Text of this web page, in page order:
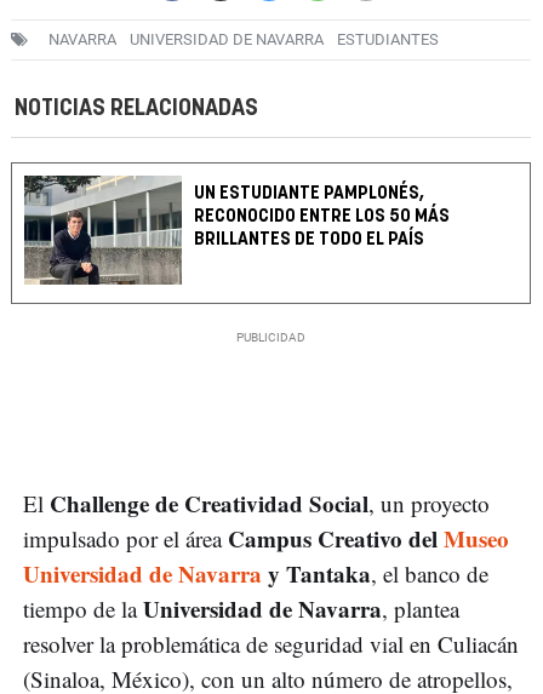
NAVARRA UNIVERSIDAD DE NAVARRA ESTUDIANTES
NOTICIAS RELACIONADAS
UN ESTUDIANTE PAMPLONÉS,
RECONOCIDO ENTRE LOS 50 MÁS
BRILLANTES DE TODO EL PAÍS
El Challenge de Creatividad Social, un proyecto
impulsado por el área Campus Creativo delMuseo
Universidad de Navarra y Tantaka, el banco de
tiempo de laUniversidad de Navarra, plantea
resolver la problemática de seguridad vial en Culiacán
(Sinaloa, México), con un alto número de atropellos,